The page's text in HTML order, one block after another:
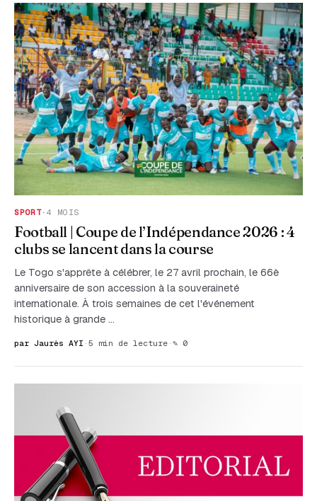
SPORT·4 MOIS
Football | Coupe de l’Indépendance 2026 : 4
clubs se lancent dans la course
Le Togo s'apprête à célébrer, le 27 avril prochain, le 66è
anniversaire de son accession à la souveraineté
internationale. À trois semaines de cet l'événement
historique à grande …
par Jaurès AYI · 5 min de lecture · ✎ 0